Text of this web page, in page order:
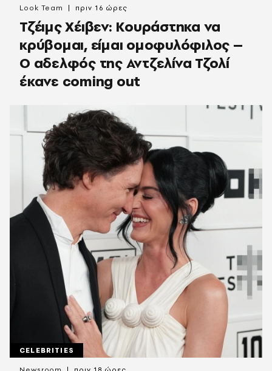
Τζέιμς Χέιβεν: Κουράστηκα να
κρύβομαι, είμαι ομοφυλόφιλος –
Ο αδελφός της Αντζελίνα Τζολί
έκανε coming out
Look Team πριν 16 ώρες
CELEBRITIES